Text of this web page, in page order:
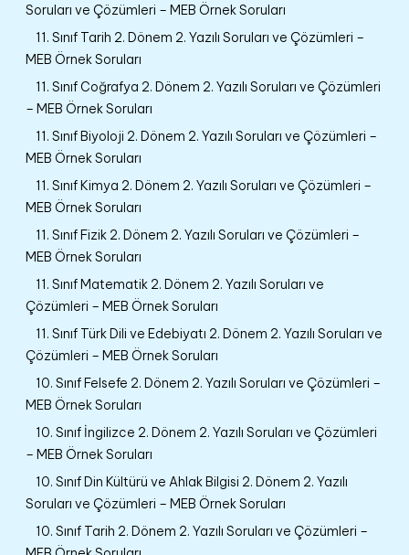
Soruları ve Çözümleri – MEB Örnek Soruları
11. Sınıf Tarih 2. Dönem 2. Yazılı Soruları ve Çözümleri –
MEB Örnek Soruları
11. Sınıf Coğrafya 2. Dönem 2. Yazılı Soruları ve Çözümleri
– MEB Örnek Soruları
11. Sınıf Biyoloji 2. Dönem 2. Yazılı Soruları ve Çözümleri –
MEB Örnek Soruları
11. Sınıf Kimya 2. Dönem 2. Yazılı Soruları ve Çözümleri –
MEB Örnek Soruları
11. Sınıf Fizik 2. Dönem 2. Yazılı Soruları ve Çözümleri –
MEB Örnek Soruları
11. Sınıf Matematik 2. Dönem 2. Yazılı Soruları ve
Çözümleri – MEB Örnek Soruları
11. Sınıf Türk Dili ve Edebiyatı 2. Dönem 2. Yazılı Soruları ve
Çözümleri – MEB Örnek Soruları
10. Sınıf Felsefe 2. Dönem 2. Yazılı Soruları ve Çözümleri –
MEB Örnek Soruları
10. Sınıf İngilizce 2. Dönem 2. Yazılı Soruları ve Çözümleri
– MEB Örnek Soruları
10. Sınıf Din Kültürü ve Ahlak Bilgisi 2. Dönem 2. Yazılı
Soruları ve Çözümleri – MEB Örnek Soruları
10. Sınıf Tarih 2. Dönem 2. Yazılı Soruları ve Çözümleri –